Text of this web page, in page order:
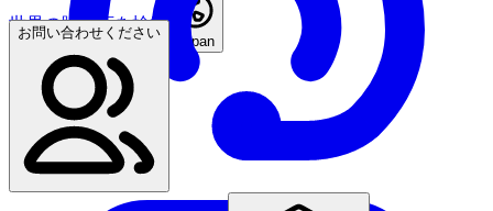
世界の販売店を検索
Japan
お問い合わせください